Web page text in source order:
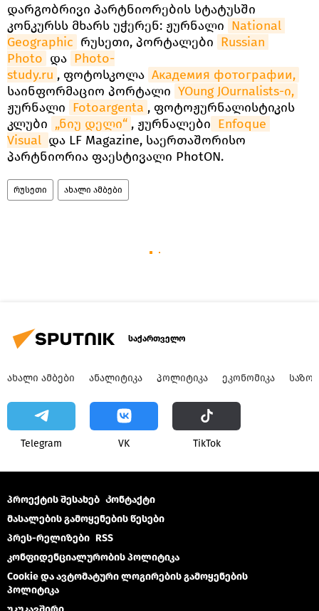
დარგობრივი პარტნიორების სტატუსში
კონკურსს მხარს უჭერენ: ჟურნალი National
Geographic რუსეთი, პორტალები Russian
Photo და Photo-
study.ru , ფოტოსკოლა Академия фотографии,
საინფორმაციო პორტალი YOung JOurnalists-ი,
ჟურნალი Fotoargenta , ფოტოჟურნალისტიკის
კლუბი „ნიუ დელი“ , ჟურნალები Enfoque
Visual და LF Magazine, საერთაშორისო
პარტნიორია ფაესტივალი PhotON.
რუსეთი ახალი ამბები
საქართველო
ᲐᲮᲐᲚᲘ ᲐᲛᲑᲔᲑᲘ ᲐᲜᲐᲚᲘᲢᲘᲙᲐ ᲞᲝᲚᲘᲢᲘᲙᲐ ᲔᲙᲝᲜᲝᲛᲘᲙᲐ
Telegram VK ТikТоk
პროექტის შესახებ Კონტაქტი
მასალების გამოყენების წესები
პრეს-რელიზები RSS
კონფიდენციალურობის პოლიტიკა
Cookie და ავტომატური ლოგირების გამოყენების
პოლიტიკა